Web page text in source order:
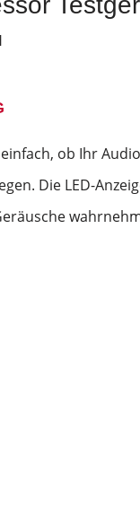
ob Ihr
Die LED-